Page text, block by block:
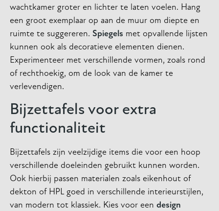
wachtkamer groter en lichter te laten voelen. Hang
een groot exemplaar op aan de muur om diepte en
ruimte te suggereren. Spiegels met opvallende lijsten
kunnen ook als decoratieve elementen dienen.
Experimenteer met verschillende vormen, zoals rond
of rechthoekig, om de look van de kamer te
verlevendigen.
Bijzettafels voor extra
functionaliteit
Bijzettafels zijn veelzijdige items die voor een hoop
verschillende doeleinden gebruikt kunnen worden.
Ook hierbij passen materialen zoals eikenhout of
dekton of HPL goed in verschillende interieurstijlen,
van modern tot klassiek. Kies voor een design